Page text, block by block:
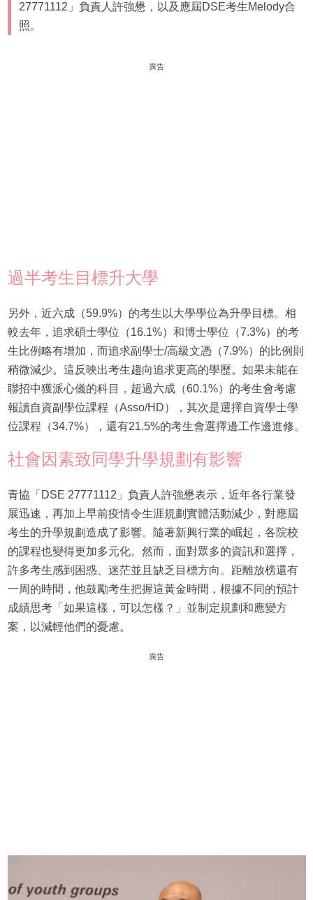
27771112」負責人許強懋，以及應屆DSE考生Melody合
照。
廣告
過半考生目標升大學
另外，近六成（59.9%）的考生以大學學位為升學目標。相
較去年，追求碩士學位（16.1%）和博士學位（7.3%）的考
生比例略有增加，而追求副學士/高級文憑（7.9%）的比例則
稍微減少。這反映出考生趨向追求更高的學歷。如果未能在
聯招中獲派心儀的科目，超過六成（60.1%）的考生會考慮
報讀自資副學位課程（Asso/HD），其次是選擇自資學士學
位課程（34.7%），還有21.5%的考生會選擇邊工作邊進修。
社會因素致同學升學規劃有影響
青協「DSE 27771112」負責人許強懋表示，近年各行業發
展迅速，再加上早前疫情令生涯規劃實體活動減少，對應屆
考生的升學規劃造成了影響。隨著新興行業的崛起，各院校
的課程也變得更加多元化。然而，面對眾多的資訊和選擇，
許多考生感到困惑、迷茫並且缺乏目標方向。距離放榜還有
一周的時間，他鼓勵考生把握這黃金時間，根據不同的預計
成績思考「如果這樣，可以怎樣？」並制定規劃和應變方
案，以減輕他們的憂慮。
廣告